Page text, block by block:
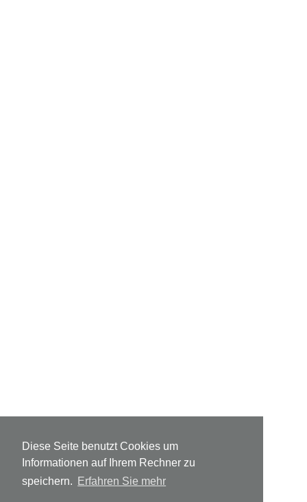
Diese Seite benutzt Cookies um
Informationen auf Ihrem Rechner zu
speichern.
Erfahren Sie mehr